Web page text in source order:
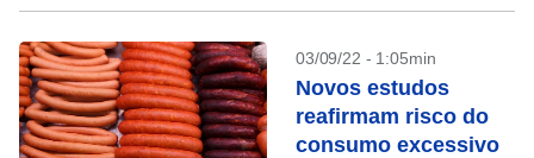
03/09/22 - 1:05min
Novos estudos
reafirmam risco do
consumo excessivo